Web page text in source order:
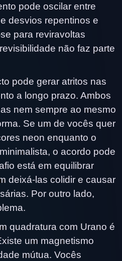
pode oscilar entre
desvios repentinos e
para reviravoltas
não faz parte
pode gerar atritos nas
a longo prazo. Ambos
nem sempre ao mesmo
Se um de vocês quer
neon enquanto o
o acordo pode
está em equilibrar
deixá-las colidir e causar
Por outro lado,
quadratura com Urano é
um magnetismo
mútua. Vocês